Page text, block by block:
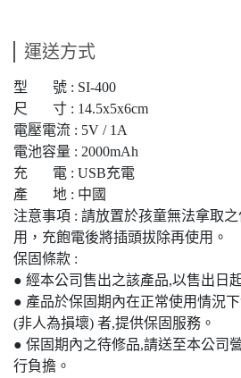
運送方式
型 號 : SI-400
尺 寸 : 14.5x5x6cm
電壓電流 : 5V / 1A
電池容量 : 2000mAh
充 電 : USB充電
產 地 : 中國
注意事項 : 請放置於孩童無法拿取
用，充飽電後將插頭拔除再使用。
保固條款 :
● 經本公司售出之該產品,以售出日
● 產品於保固期內在正常使用情況
(非人為損壞) 者,提供保固服務。
● 保固期內之待修品,請送至本公司
行負擔。